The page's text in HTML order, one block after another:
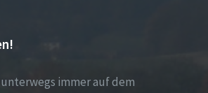
immer auf dem